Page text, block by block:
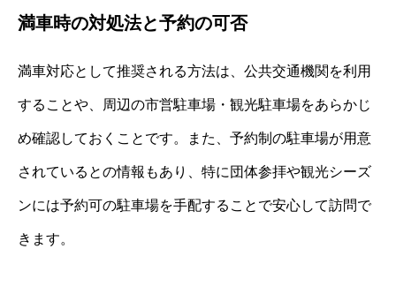
満車時の対処法と予約の可否
満車対応として推奨される方法は、公共交通機関を利用
することや、周辺の市営駐車場・観光駐車場をあらかじ
め確認しておくことです。また、予約制の駐車場が用意
されているとの情報もあり、特に団体参拝や観光シーズ
ンには予約可の駐車場を手配することで安心して訪問で
きます。